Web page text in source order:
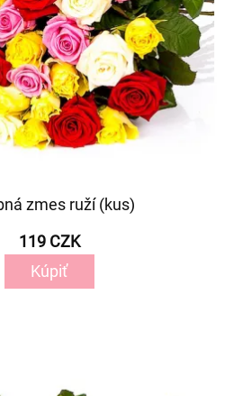
zmes ruží (kus)
119 CZK
Kúpiť